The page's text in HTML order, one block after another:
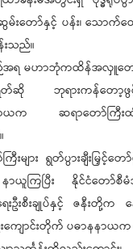
ော်နှင့် ပန်း၊ သောက်တော်
သည်။
အရ မဟာဘုံကထိန်အလှူတော်
တ်ဆို ဘုရားကန်တော့ဖွ
နာယက ဆရာတော်က
များ ရွတ်ပွားချီးမြှ
ယူကြပြီး နိုင်ငံတော်စီမံအု
ဦးစီးချုပ်နှင့် ဇနီးတို့က
ျောင်းတိုက် ပဓာနနာယက